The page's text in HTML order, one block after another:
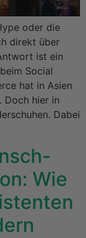
oder die
direkt über
ist ein
Social
hat in Asien
Doch hier in
Dabei
Wie